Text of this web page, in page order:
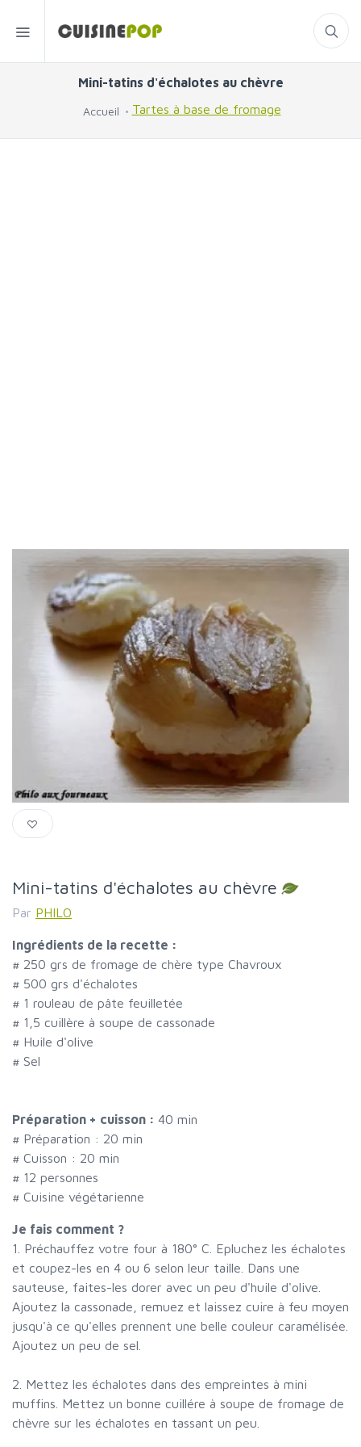
Mini-tatins d'échalotes au chèvre
Accueil Tartes à base de fromage
Mini-tatins d'échalotes au chèvre
Par PHILO
Ingrédients de la recette :
# 250 grs de fromage de chère type Chavroux
# 500 grs d'échalotes
# 1 rouleau de pâte feuilletée
# 1,5 cuillère à soupe de cassonade
# Huile d'olive
# Sel
Préparation + cuisson : 40 min
# Préparation : 20 min
# Cuisson : 20 min
# 12 personnes
# Cuisine végétarienne
Je fais comment ?
1. Préchauffez votre four à 180° C. Epluchez les échalotes
et coupez-les en 4 ou 6 selon leur taille. Dans une
sauteuse, faites-les dorer avec un peu d'huile d'olive.
Ajoutez la cassonade, remuez et laissez cuire à feu moyen
jusqu'à ce qu'elles prennent une belle couleur caramélisée.
Ajoutez un peu de sel.
2. Mettez les échalotes dans des empreintes à mini
muffins. Mettez un bonne cuillére à soupe de fromage de
chèvre sur les échalotes en tassant un peu.